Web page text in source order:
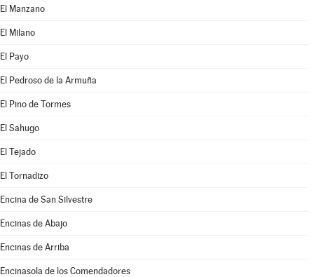
El Manzano
El Milano
El Payo
El Pedroso de la Armuña
El Pino de Tormes
El Sahugo
El Tejado
El Tornadizo
Encina de San Silvestre
Encinas de Abajo
Encinas de Arriba
Encinasola de los Comendadores